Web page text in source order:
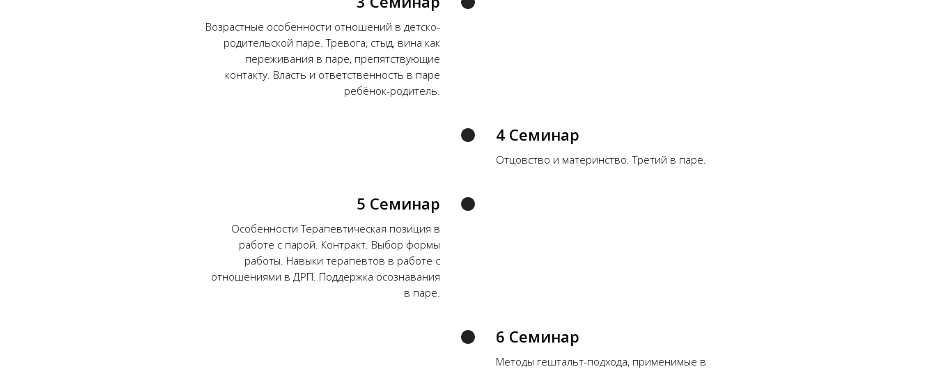
Возрастные особенности отношений в детско-
родительской паре. Тревога, стыд, вина как
переживания в паре, препятствующие
контакту. Власть и ответственность в паре
ребёнок-родитель.
4 Семинар
Отцовство и материнство. Третий в паре.
5 Семинар
Особенности Терапевтическая позиция в
работе с парой. Контракт. Выбор формы
работы. Навыки терапевтов в работе с
отношениями в ДРП. Поддержка осознавания
в паре.
6 Семинар
Методы гештальт-подхода, применимые в